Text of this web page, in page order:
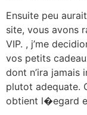
Ensuite peu
site, vous avons
VIP. , j’me
vos petits
dont n’ira jamais
plutot adequate.
obtient l�egard